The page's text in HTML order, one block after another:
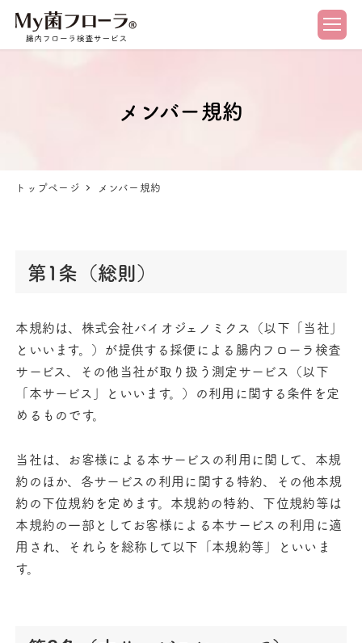
メンバー規約
トップページ メンバー規約
第1条（総則）
本規約は、株式会社バイオジェノミクス（以下「当社」
といいます。）が提供する採便による腸内フローラ検査
サービス、その他当社が取り扱う測定サービス（以下
「本サービス」といいます。）の利用に関する条件を定
めるものです。
当社は、お客様による本サービスの利用に関して、本規
約のほか、各サービスの利用に関する特約、その他本規
約の下位規約を定めます。本規約の特約、下位規約等は
本規約の一部としてお客様による本サービスの利用に適
用され、それらを総称して以下「本規約等」といいま
す。